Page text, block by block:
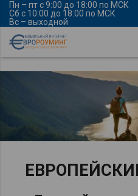
Пн – пт с 9:00 до 18:00 по МСК
Сб с 10:00 до 18:00 по МСК
Вс – выходной